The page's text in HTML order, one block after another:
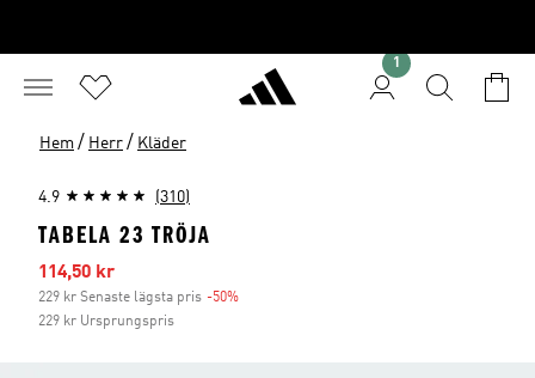
Hem / Herr / Kläder
4.9 (310)
TABELA 23 TRÖJA
Reapris
114,50 kr
229 kr Senaste lägsta pris -50%
229 kr Ursprungspris